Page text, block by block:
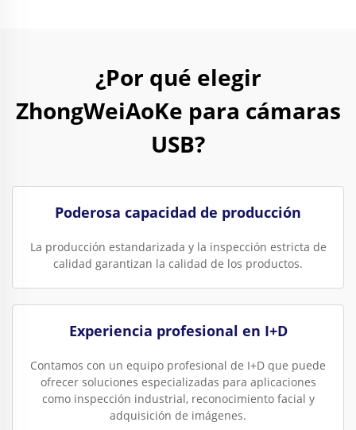
¿Por qué elegir
ZhongWeiAoKe para cámaras
USB?
Poderosa capacidad de producción
La producción estandarizada y la inspección estricta de
calidad garantizan la calidad de los productos.
Experiencia profesional en I+D
Contamos con un equipo profesional de I+D que puede
ofrecer soluciones especializadas para aplicaciones
como inspección industrial, reconocimiento facial y
adquisición de imágenes.